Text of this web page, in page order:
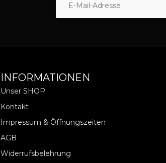
INFORMATIONEN
Unser SHOP
Kontakt
Impressum & Öffnungszeiten
AGB
Widerrufsbelehrung